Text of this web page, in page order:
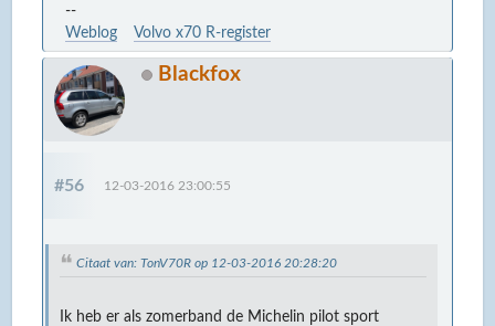
--
Weblog
Volvo x70 R-register
Blackfox
#56 12-03-2016 23:00:55
Citaat van: TonV70R op 12-03-2016 20:28:20
Ik heb er als zomerband de Michelin pilot sport